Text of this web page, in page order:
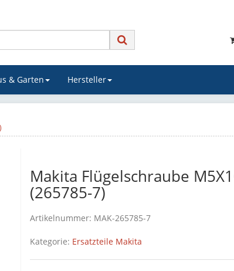
& Garten Hersteller
Makita Flügelschraube
(265785-7)
Artikelnummer: MAK-265785-7
Kategorie: Ersatzteile Makita